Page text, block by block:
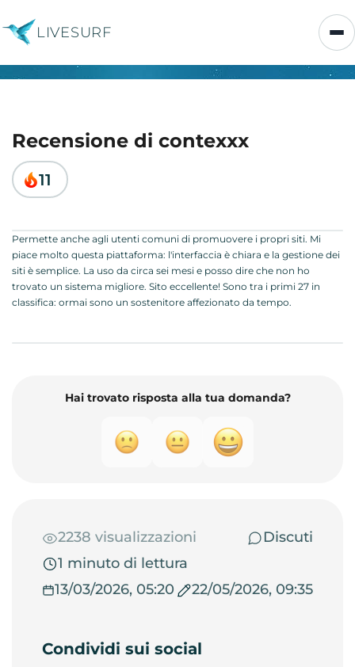
LIVESURF
Recensione di contexxx
11
Permette anche agli utenti comuni di promuovere i propri siti. Mi
piace molto questa piattaforma: l'interfaccia è chiara e la gestione dei
siti è semplice. La uso da circa sei mesi e posso dire che non ho
trovato un sistema migliore. Sito eccellente! Sono tra i primi 27 in
classifica: ormai sono un sostenitore affezionato da tempo.
Hai trovato risposta alla tua domanda?
2238 visualizzazioni
Discuti
1 minuto di lettura
13/03/2026, 05:20
22/05/2026, 09:35
Condividi sui social